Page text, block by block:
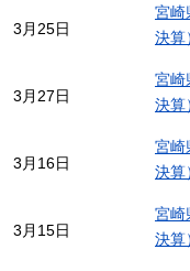
3月25日
宮崎
決算
3月27日
宮崎
決算
3月16日
宮崎
決算
3月15日
宮崎
決算